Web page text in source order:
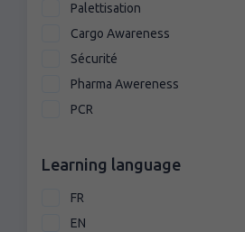
Palettisation
Cargo Awareness
Sécurité
Pharma Awereness
PCR
Learning language
FR
EN